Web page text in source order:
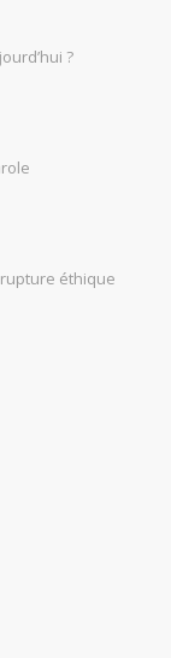
?
rupture éthique